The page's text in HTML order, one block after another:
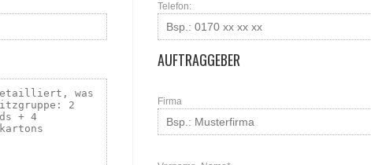
Telefon:
AUFTRAGGEBER
Firma